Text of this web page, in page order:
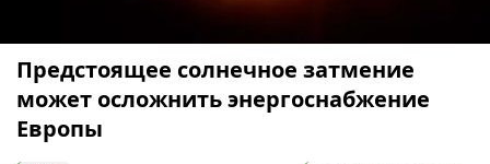
Предстоящее солнечное затмение
может осложнить энергоснабжение
Европы